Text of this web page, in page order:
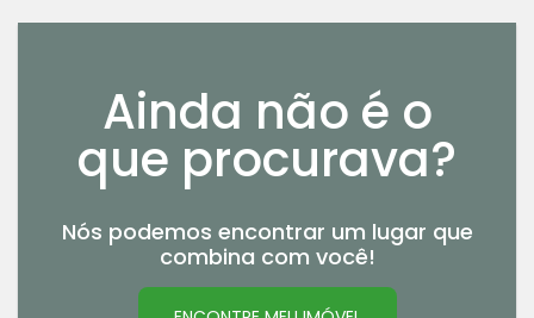
Ainda não é o
que procurava?
Nós podemos encontrar um lugar que
combina com você!